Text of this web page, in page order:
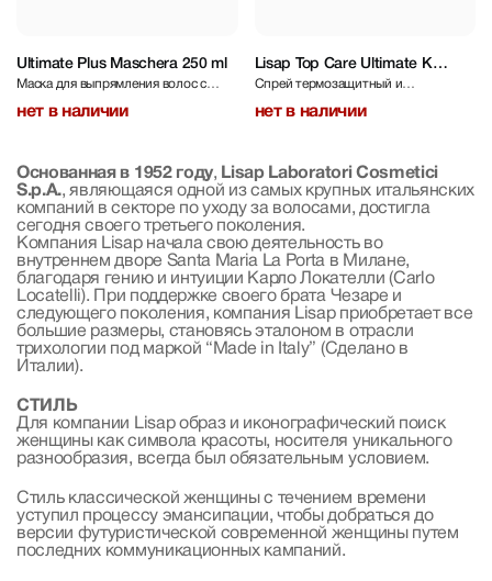
Ultimate Plus Maschera 250 ml
Маска для выпрямления волос с
нет в наличии
Lisap Top Care Ultimate K
Revitalizing Protective Styling
Spray 150 ml
Спрей термозащитный и
нет в наличии
Основанная в 1952 году, Lisap Laboratori Cosmetici
S.p.A., являющаяся одной из самых крупных итальянских
компаний в секторе по уходу за волосами, достигла
сегодня своего третьего поколения.
Компания Lisap начала свою деятельность во
внутреннем дворе Santa Maria La Porta в Милане,
благодаря гению и интуиции Карло Локателли (Carlo
Locatelli). При поддержке своего брата Чезаре и
следующего поколения, компания Lisap приобретает все
большие размеры, становясь эталоном в отрасли
трихологии под маркой “Made in Italy” (Сделано в
Италии).
СТИЛЬ
Для компании Lisap образ и иконографический поиск
женщины как символа красоты, носителя уникального
разнообразия, всегда был обязательным условием.
Стиль классической женщины с течением времени
уступил процессу эмансипации, чтобы добраться до
версии футуристической современной женщины путем
последних коммуникационных кампаний.